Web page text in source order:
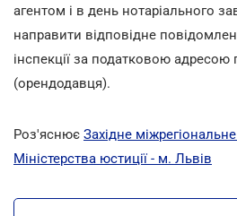
агентом і в день нотаріального
направити відповідне
інспекції за податковою адресою
(орендодавця).
Роз'яснює Західне
Міністерства юстиції - м. Львів